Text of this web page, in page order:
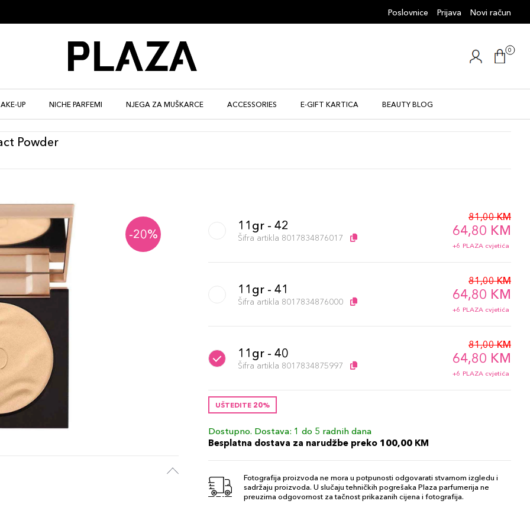
Poslovnice Prijava Novi račun
0
UP NICHE PARFEMI NJEGA ZA MUŠKARCE ACCESSORIES E-GIFT KARTICA BEAUTY BLOG
Powder
-20%
11gr - 42
Šifra artikla 8017834876017
81,00 KM
64,80 KM
+6 PLAZA cvjetića
11gr - 41
Šifra artikla 8017834876000
81,00 KM
64,80 KM
+6 PLAZA cvjetića
11gr - 40
Šifra artikla 8017834875997
81,00 KM
64,80 KM
+6 PLAZA cvjetića
UŠTEDITE 20%
Dostupno. Dostava: 1 do 5 radnih dana
Besplatna dostava za narudžbe preko 100,00 KM
Fotografija proizvoda ne mora u potpunosti odgovarati stvarnom izgledu i
sadržaju proizvoda. U slučaju tehničkih pogrešaka Plaza parfumerija ne
preuzima odgovornost za tačnost prikazanih cijena i fotografija.